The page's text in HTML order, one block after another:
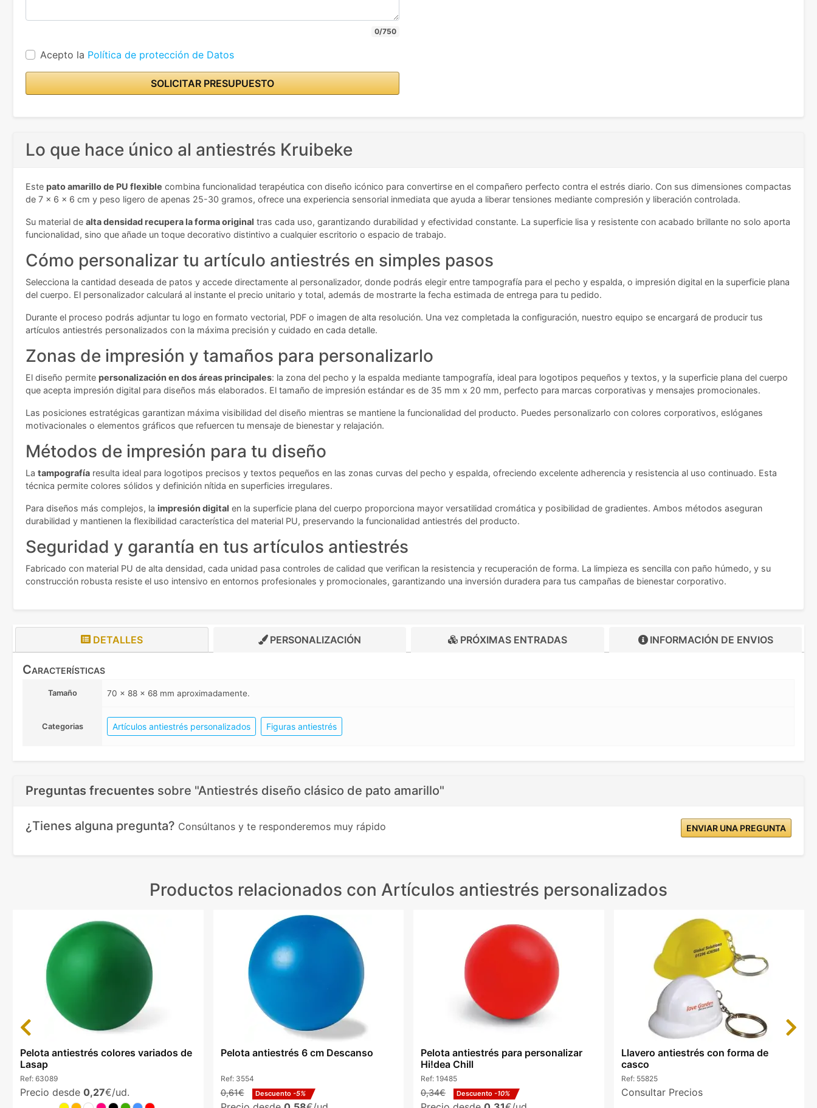
0/750
Acepto la Política de protección de Datos
SOLICITAR PRESUPUESTO
Lo que hace único al antiestrés Kruibeke
Este pato amarillo de PU flexible combina funcionalidad terapéutica con diseño icónico para convertirse en el compañero perfecto contra el estrés diario. Con sus dimensiones compactas
de 7 x 6 x 6 cm y peso ligero de apenas 25-30 gramos, ofrece una experiencia sensorial inmediata que ayuda a liberar tensiones mediante compresión y liberación controlada.
Su material de alta densidad recupera la forma original tras cada uso, garantizando durabilidad y efectividad constante. La superficie lisa y resistente con acabado brillante no solo aporta
funcionalidad, sino que añade un toque decorativo distintivo a cualquier escritorio o espacio de trabajo.
Cómo personalizar tu artículo antiestrés en simples pasos
Selecciona la cantidad deseada de patos y accede directamente al personalizador, donde podrás elegir entre tampografía para el pecho y espalda, o impresión digital en la superficie plana
del cuerpo. El personalizador calculará al instante el precio unitario y total, además de mostrarte la fecha estimada de entrega para tu pedido.
Durante el proceso podrás adjuntar tu logo en formato vectorial, PDF o imagen de alta resolución. Una vez completada la configuración, nuestro equipo se encargará de producir tus
artículos antiestrés personalizados con la máxima precisión y cuidado en cada detalle.
Zonas de impresión y tamaños para personalizarlo
El diseño permite personalización en dos áreas principales: la zona del pecho y la espalda mediante tampografía, ideal para logotipos pequeños y textos, y la superficie plana del cuerpo
que acepta impresión digital para diseños más elaborados. El tamaño de impresión estándar es de 35 mm x 20 mm, perfecto para marcas corporativas y mensajes promocionales.
Las posiciones estratégicas garantizan máxima visibilidad del diseño mientras se mantiene la funcionalidad del producto. Puedes personalizarlo con colores corporativos, eslóganes
motivacionales o elementos gráficos que refuercen tu mensaje de bienestar y relajación.
Métodos de impresión para tu diseño
La tampografía resulta ideal para logotipos precisos y textos pequeños en las zonas curvas del pecho y espalda, ofreciendo excelente adherencia y resistencia al uso continuado. Esta
técnica permite colores sólidos y definición nítida en superficies irregulares.
Para diseños más complejos, la impresión digital en la superficie plana del cuerpo proporciona mayor versatilidad cromática y posibilidad de gradientes. Ambos métodos aseguran
durabilidad y mantienen la flexibilidad característica del material PU, preservando la funcionalidad antiestrés del producto.
Seguridad y garantía en tus artículos antiestrés
Fabricado con material PU de alta densidad, cada unidad pasa controles de calidad que verifican la resistencia y recuperación de forma. La limpieza es sencilla con paño húmedo, y su
construcción robusta resiste el uso intensivo en entornos profesionales y promocionales, garantizando una inversión duradera para tus campañas de bienestar corporativo.
DETALLES PERSONALIZACIÓN PRÓXIMAS ENTRADAS INFORMACIÓN DE ENVIOS
Características
Tamaño 70 x 88 x 68 mm aproximadamente.
Categorias Artículos antiestrés personalizados Figuras antiestrés
Preguntas frecuentes sobre "Antiestrés diseño clásico de pato amarillo"
¿Tienes alguna pregunta? Consúltanos y te responderemos muy rápido ENVIAR UNA PREGUNTA
Productos relacionados con Artículos antiestrés personalizados
Pelota antiestrés colores variados de
Lasap
Ref: 63089
Precio desde 0,27€/ud.
Pelota antiestrés 6 cm Descanso
Ref: 3554
0,61€ Descuento -5%
Pelota antiestrés para personalizar
Hi!dea Chill
Ref: 19485
0,34€ Descuento -10%
Llavero antiestrés con forma de
casco
Ref: 55825
Consultar Precios
Previous Next